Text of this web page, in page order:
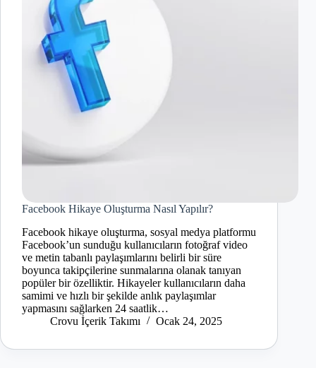
Facebook Hikaye Oluşturma Nasıl Yapılır?
Facebook hikaye oluşturma, sosyal medya platformu
Facebook’un sunduğu kullanıcıların fotoğraf video
ve metin tabanlı paylaşımlarını belirli bir süre
boyunca takipçilerine sunmalarına olanak tanıyan
popüler bir özelliktir. Hikayeler kullanıcıların daha
samimi ve hızlı bir şekilde anlık paylaşımlar
yapmasını sağlarken 24 saatlik…
Crovu İçerik Takımı
Ocak 24, 2025